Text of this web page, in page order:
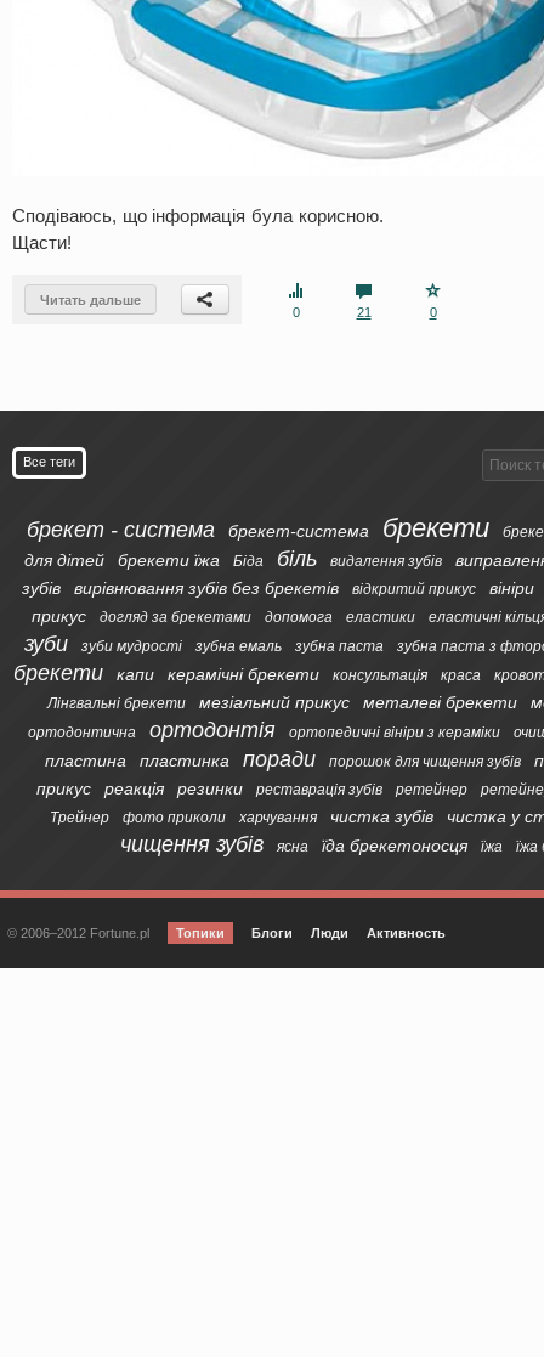
Сподіваюсь, що інформація була корисною.
Щасти!
Читать дальше
0
21 0
Все теги
брекет - система брекет-система брекети
для дітей брекети їжа Біда біль видалення зубів
зубів
вирівнювання зубів без брекетів відкритий прикус
вініри
прикус
догляд за брекетами допомога еластики еластичні
зуби зуби мудрості зубна емаль зубна паста зубна паста з
брекети капи керамічні брекети консультація краса
Лінгвальні брекети
мезіальний прикус металеві брекети
ортодонтична ортодонтія ортопедичні вініри з кераміки
пластина пластинка поради порошок для чищення зубів
прикус
реакція резинки реставрація зубів ретейнер
Трейнер
фото приколи харчування чистка зубів чистка у
чищення зубів ясна їда брекетоносця їжа
© 2006–2012 Fortune.pl Топики Блоги Люди Активность